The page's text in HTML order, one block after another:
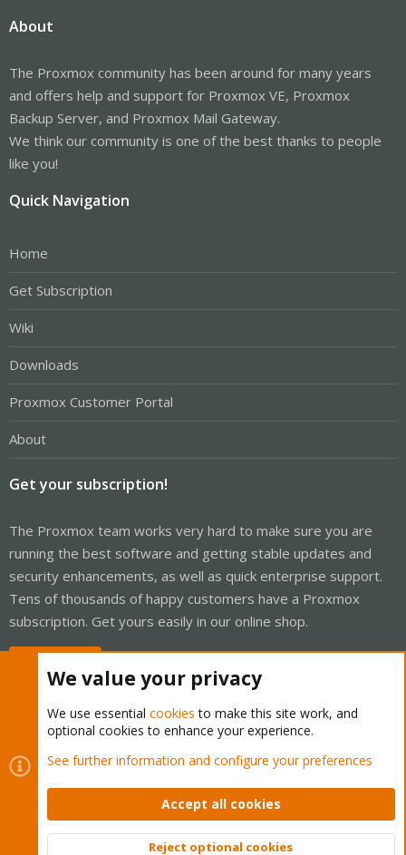
About
The Proxmox community has been around for many years
and offers help and support for Proxmox VE, Proxmox
Backup Server, and Proxmox Mail Gateway.
We think our community is one of the best thanks to people
like you!
Quick Navigation
Home
Get Subscription
Wiki
Downloads
Proxmox Customer Portal
About
Get your subscription!
The Proxmox team works very hard to make sure you are
running the best software and getting stable updates and
security enhancements, as well as quick enterprise support.
Tens of thousands of happy customers have a Proxmox
subscription. Get yours easily in our online shop.
Cookies
Proxmox Support Forum - Light Mode
Contact us
Terms and rules Privacy policy Help Home
Community platform by XenForo © 2010-2026 XenForo Ltd.
We value your privacy
We use essential cookies to make this site work, and
optional cookies to enhance your experience.
See further information and configure your preferences
Accept all cookies
Reject optional cookies